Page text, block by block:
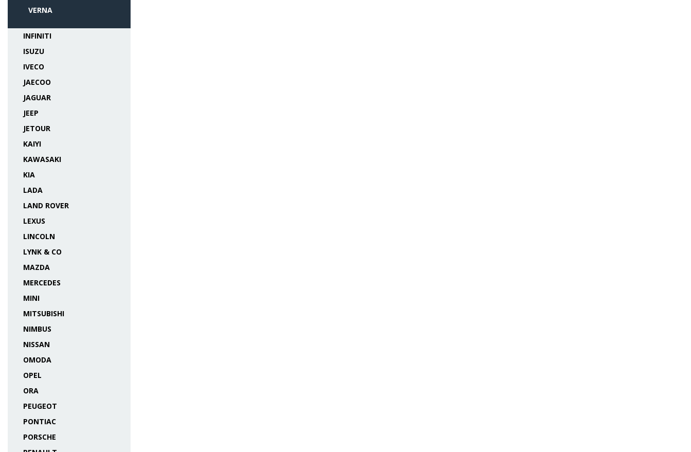
VERNA
INFINITI
ISUZU
IVECO
JAECOO
JAGUAR
JEEP
JETOUR
KAIYI
KAWASAKI
KIA
LADA
LAND ROVER
LEXUS
LINCOLN
LYNK & CO
MAZDA
MERCEDES
MINI
MITSUBISHI
NIMBUS
NISSAN
OMODA
OPEL
ORA
PEUGEOT
PONTIAC
PORSCHE